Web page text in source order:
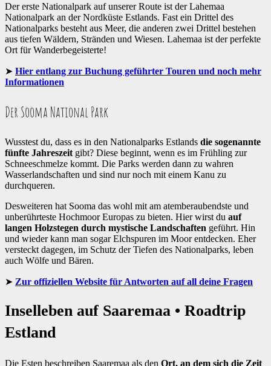
Der erste Nationalpark auf unserer Route ist der Lahemaa
Nationalpark an der Nordküste Estlands. Fast ein Drittel des
Nationalparks besteht aus Meer, die anderen zwei Drittel bestehen
aus tiefen Wäldern, Stränden und Wiesen. Lahemaa ist der perfekte
Ort für Wanderbegeisterte!
Hier entlang zur Buchung geführter Touren und noch mehr
Informationen
Der Sooma National Park
Wusstest du, dass es in den Nationalparks Estlands die sogenannte
fünfte Jahreszeit gibt? Diese beginnt, wenn es im Frühling zur
Schneeschmelze kommt. Die Parks werden dann zu wahren
Wasserlandschaften und sind nur noch mit einem Kanu zu
durchqueren.
Desweiteren hat Sooma das wohl mit am atemberaubendste und
unberührteste Hochmoor Europas zu bieten. Hier wirst du auf
langen Holzstegen durch mystische Landschaften geführt. Hin
und wieder kann man sogar Elchspuren im Moor entdecken. Eher
versteckt dagegen, im Schutz der Tiefen des Nationalparks, leben
auch Wölfe und Bären.
Zur offiziellen Website für Antworten auf all deine Fragen
Inselleben auf Saaremaa • Roadtrip
Estland
Die Esten beschreiben Saaremaa als den Ort, an dem sich die Zeit